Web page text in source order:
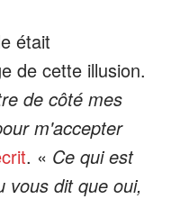
était
de cette illusion.
de côté mes
m'accepter
. « Ce qui est
vous dit que oui,